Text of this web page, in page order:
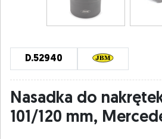
D.52940
Nasadka do
101/120 mm,